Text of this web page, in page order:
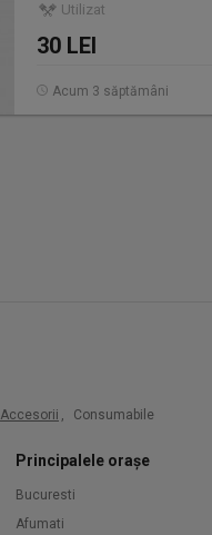
Utilizat
30 LEI
Acum 3 săptămâni
Accesorii , Consumabile
Principalele orașe
Bucuresti
Afumati